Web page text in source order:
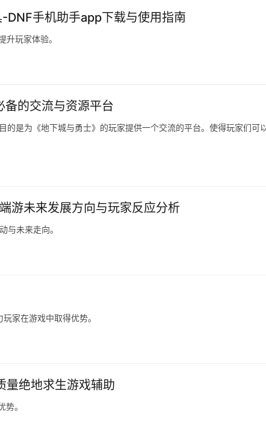
DNF手机助手app下载与使用指南
玩家体验。
备的交流与资源平台
的是为《地下城与勇士》的玩家提供一个交流的平台。使得玩家们可
游未来发展方向与玩家反应分析
与未来走向。
家在游戏中取得优势。
绝地求生游戏辅助
。